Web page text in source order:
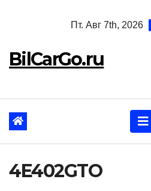
Пт. Авг 7th, 2026
BilCarGo.ru
4E402GTO